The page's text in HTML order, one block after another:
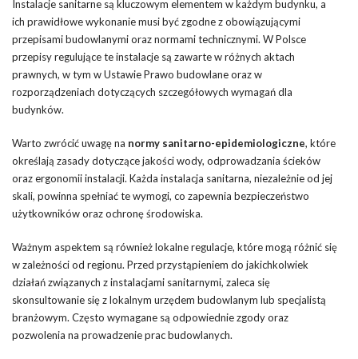
Instalacje sanitarne są kluczowym elementem w każdym budynku, a
ich prawidłowe wykonanie musi być zgodne z obowiązującymi
przepisami budowlanymi oraz normami technicznymi. W Polsce
przepisy regulujące te instalacje są zawarte w różnych aktach
prawnych, w tym w Ustawie Prawo budowlane oraz w
rozporządzeniach dotyczących szczegółowych wymagań dla
budynków.
Warto zwrócić uwagę na normy sanitarno-epidemiologiczne, które
określają zasady dotyczące jakości wody, odprowadzania ścieków
oraz ergonomii instalacji. Każda instalacja sanitarna, niezależnie od jej
skali, powinna spełniać te wymogi, co zapewnia bezpieczeństwo
użytkowników oraz ochronę środowiska.
Ważnym aspektem są również lokalne regulacje, które mogą różnić się
w zależności od regionu. Przed przystąpieniem do jakichkolwiek
działań związanych z instalacjami sanitarnymi, zaleca się
skonsultowanie się z lokalnym urzędem budowlanym lub specjalistą
branżowym. Często wymagane są odpowiednie zgody oraz
pozwolenia na prowadzenie prac budowlanych.